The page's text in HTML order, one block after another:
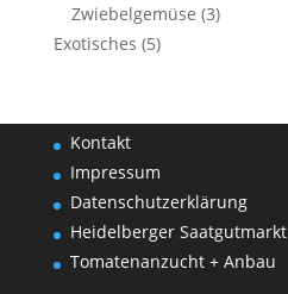
Zwiebelgemüse (3)
Exotisches (5)
Kontakt
Impressum
Datenschutzerklärung
Heidelberger Saatgutmarkt
Tomatenanzucht + Anbau